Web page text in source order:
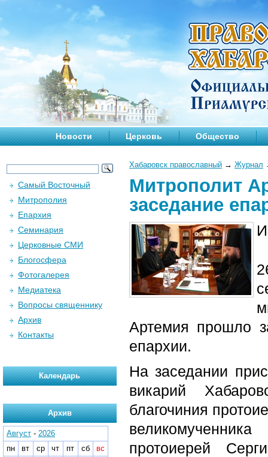
Новости Церковь Общество
Хабаровск православный → Журнал
Митрополит
заседание
Артемия прошло
епархии.
На заседании
викарий
благочиния
протоиерей
Самый Восточный
Митрополия
Епархия
Семинария
Церковные СМИ
Блогосфера
Фотогалерея
Медиатека
Вопросы священнику
Архив
Контакты
Календарь
Архив
Август - 2026
пн
вт ср чт пт сб
вс